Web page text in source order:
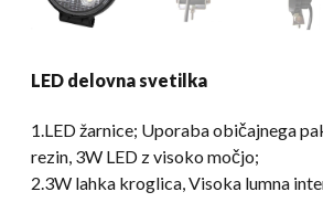
LED delovna svetilka
1.LED žarnice; Uporaba običajnega
rezin, 3W LED z visoko močjo;
2.3W lahka kroglica, Visoka lumna